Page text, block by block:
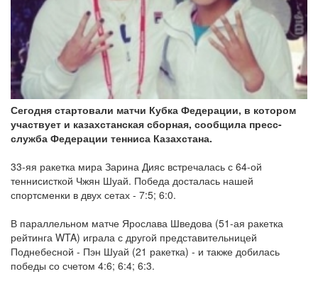
Сегодня стартовали матчи Кубка Федерации, в котором
участвует и казахстанская сборная, сообщила пресс-
служба Федерации тенниса Казахстана.
33-яя ракетка мира Зарина Дияс встречалась с 64-ой
теннисисткой Чжян Шуай. Победа досталась нашей
спортсменки в двух сетах - 7:5; 6:0.
В параллельном матче Ярослава Шведова (51-ая ракетка
рейтинга WTA) играла с другой представительницей
Поднебесной - Пэн Шуай (21 ракетка) - и также добилась
победы со счетом 4:6; 6:4; 6:3.